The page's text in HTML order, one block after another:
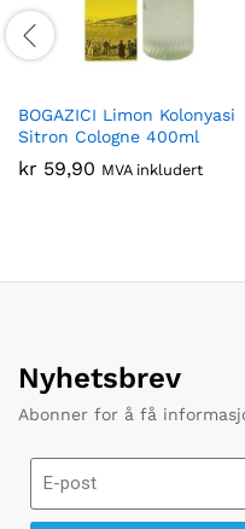
BOGAZICI Limon Kolonyasi
Sitron Cologne 400ml
kr 59,90 MVA inkludert
Nyhetsbrev
Abonner for å få